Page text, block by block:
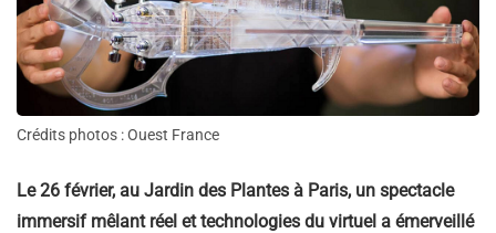
Crédits photos : Ouest France
Le 26 février, au Jardin des Plantes à Paris, un spectacle
immersif mêlant réel et technologies du virtuel a émerveillé